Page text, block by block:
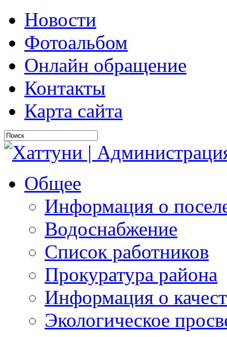
Новости
Фотоальбом
Онлайн обращение
Контакты
Карта сайта
Общее
Информация о
Водоснабжение
Список работников
Прокуратура района
Информация о
Экологическое